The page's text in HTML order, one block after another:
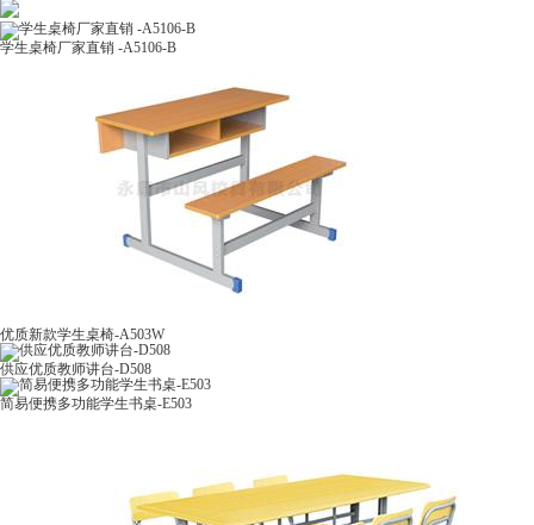
学生桌椅厂家直销 -A5106-B
优质新款学生桌椅-A503W
供应优质教师讲台-D508
简易便携多功能学生书桌-E503